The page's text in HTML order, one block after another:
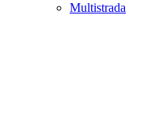
Multistrada